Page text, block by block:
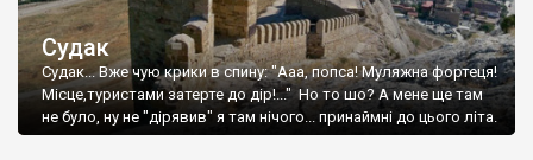
Судак
Судак... Вже чую крики в спину: "Ааа, попса! Муляжна фортеця!
Місце,туристами затерте до дір!..." Но то шо? А мене ще там
не було, ну не "дірявив" я там нічого... принаймні до цього літа.